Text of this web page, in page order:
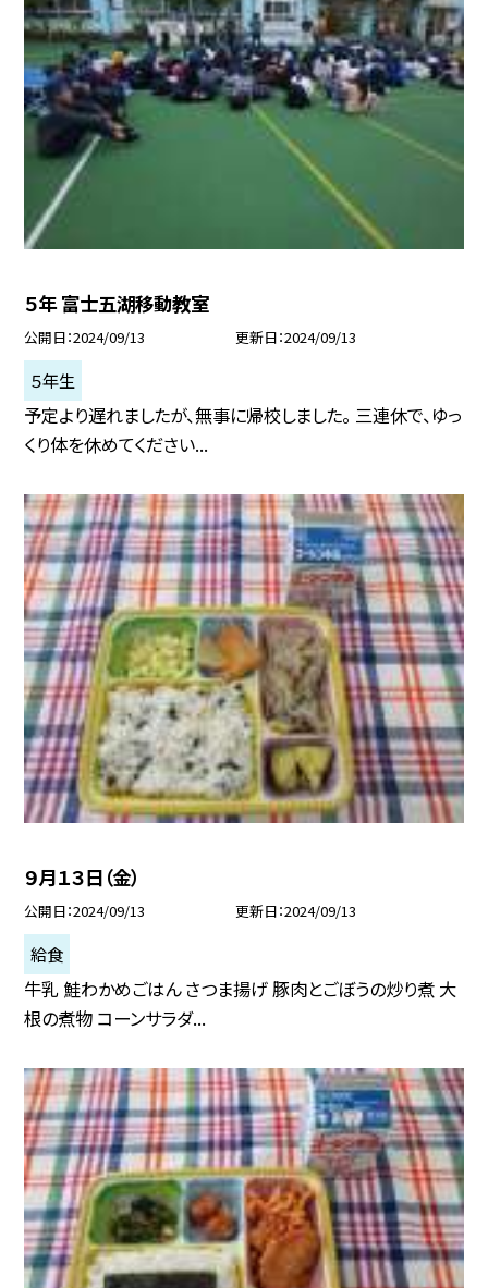
５年 富士五湖移動教室
公開日 2024/09/13 更新日 2024/09/13
５年生
予定より遅れましたが、無事に帰校しました。 三連休で、ゆっ
くり体を休めてください...
９月１３日（金）
公開日 2024/09/13 更新日 2024/09/13
給食
牛乳 鮭わかめごはん さつま揚げ 豚肉とごぼうの炒り煮 大
根の煮物 コーンサラダ...